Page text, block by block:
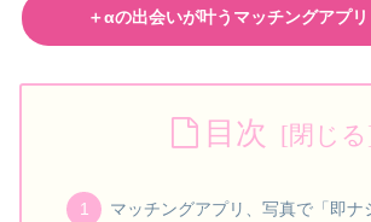
＋αの出会いが叶うマッチングアプリ
目次
マッチングアプリ、写真で「即ナ